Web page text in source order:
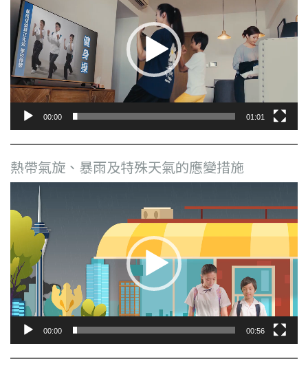
播
放
器
00:00 01:01
熱帶氣旋、暴雨及特殊天氣的應變措施
訊
放
器
00:00 00:56